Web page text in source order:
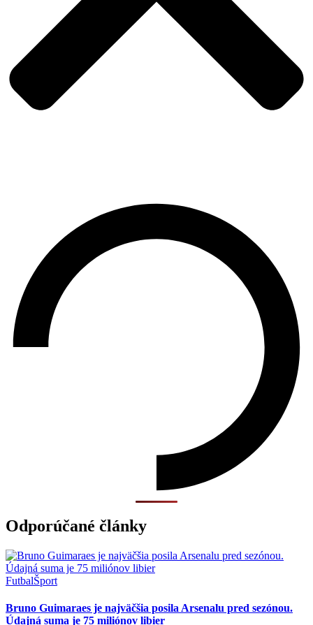
Odporúčané články
FutbalŠport
Bruno Guimaraes je najväčšia posila Arsenalu pred sezónou.
Údajná suma je 75 miliónov libier